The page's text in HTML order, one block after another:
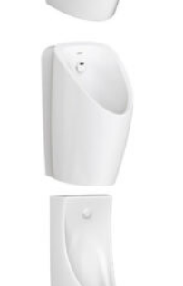
Bồn tiểu nam Jomoo
13058-1-1Z/51Z-1 treo
324×355×564mm